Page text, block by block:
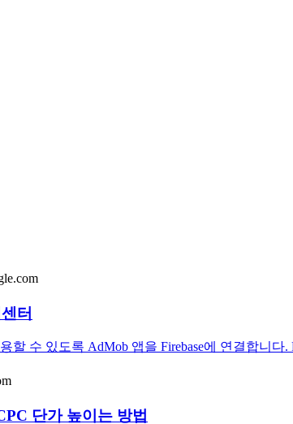
터
할 수 있도록 AdMob 앱을 Firebase에 연결합니다
단가 높이는 방법